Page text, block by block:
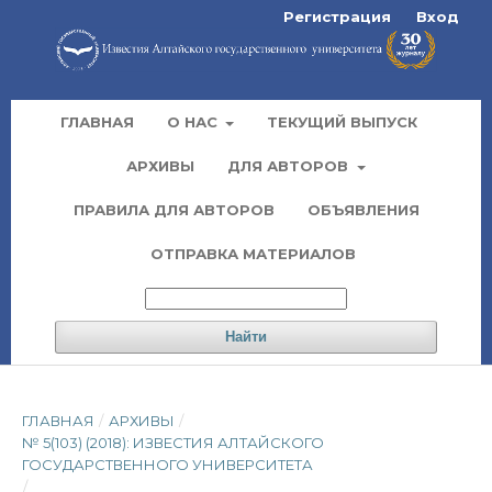
ГЛАВНАЯ О НАС ТЕКУЩИЙ ВЫПУСК
АРХИВЫ ДЛЯ АВТОРОВ
ПРАВИЛА ДЛЯ АВТОРОВ ОБЪЯВЛЕНИЯ
ОТПРАВКА МАТЕРИАЛОВ
Найти
Регистрация Вход
ГЛАВНАЯ / АРХИВЫ /
№ 5(103) (2018): ИЗВЕСТИЯ АЛТАЙСКОГО
ГОСУДАРСТВЕННОГО УНИВЕРСИТЕТА
/